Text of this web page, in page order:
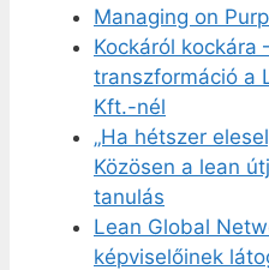
Managing on
Kockáról kockára
transzformáció a
Kft.-nél
„Ha hétszer
Közösen a lean
tanulás
Lean Global
képviselőinek